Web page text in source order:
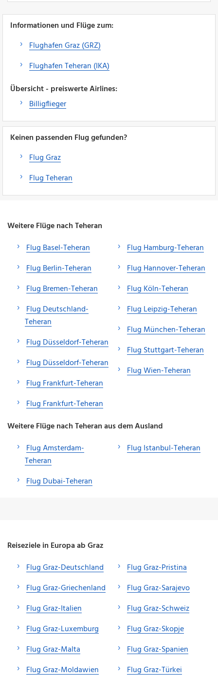
Informationen und Flüge zum:
Flughafen Graz (GRZ)
Flughafen Teheran (IKA)
Übersicht - preiswerte Airlines:
Billigflieger
Keinen passenden Flug gefunden?
Flug Graz
Flug Teheran
Weitere Flüge nach Teheran
Flug Basel-Teheran
Flug Berlin-Teheran
Flug Bremen-Teheran
Flug Deutschland-
Teheran
Flug Düsseldorf-Teheran
Flug Düsseldorf-Teheran
Flug Frankfurt-Teheran
Flug Frankfurt-Teheran
Flug Hamburg-Teheran
Flug Hannover-Teheran
Flug Köln-Teheran
Flug Leipzig-Teheran
Flug München-Teheran
Flug Stuttgart-Teheran
Flug Wien-Teheran
Weitere Flüge nach Teheran aus dem Ausland
Flug Amsterdam-
Teheran
Flug Dubai-Teheran
Flug Istanbul-Teheran
Reiseziele in Europa ab Graz
Flug Graz-Deutschland
Flug Graz-Griechenland
Flug Graz-Italien
Flug Graz-Luxemburg
Flug Graz-Malta
Flug Graz-Moldawien
Flug Graz-Pristina
Flug Graz-Sarajevo
Flug Graz-Schweiz
Flug Graz-Skopje
Flug Graz-Spanien
Flug Graz-Türkei